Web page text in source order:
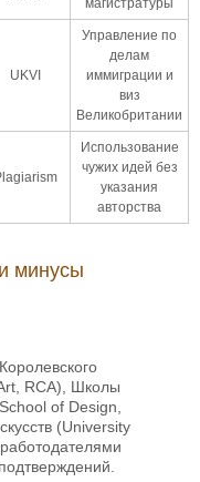
магистратуры
UKVI
Управление по
делам
иммиграции и
виз
Великобритании
Использование
чужих идей без
указания
авторства
минусы
RCA), Школы
of Design,
(University